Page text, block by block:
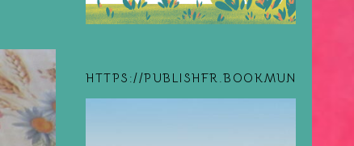
HTTPS://